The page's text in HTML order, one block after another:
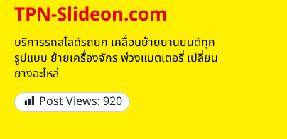
TPN-Slideon.com
บริการรถสไลด์รถยก เคลื่อนย้ายยานยนต์ทุก
รูปแบบ ย้ายเครื่องจักร พ่วงแบตเตอรี่ เปลี่ยน
ยางอะไหล่
Post Views: 920